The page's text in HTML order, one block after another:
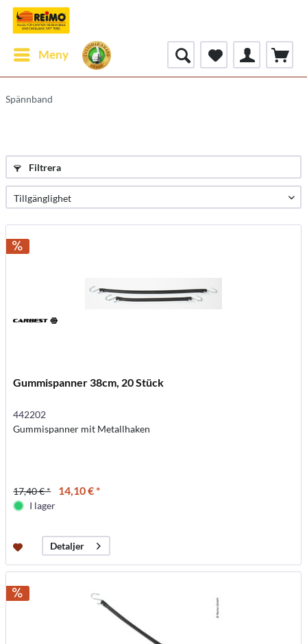
Meny
Spännband
Filtrera
Gummispanner 38cm, 20 Stück
442202
Gummispanner mit Metallhaken
17,40 € * 14,10 € *
I lager
Detaljer